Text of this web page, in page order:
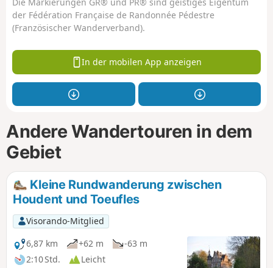
Die Markierungen GR® und PR® sind geistiges Eigentum
der Fédération Française de Randonnée Pédestre
(Französischer Wanderverband).
In der mobilen App anzeigen
Andere Wandertouren in dem
Gebiet
Kleine Rundwanderung zwischen
Houdent und Toeufles
Visorando-Mitglied
6,87 km
+62 m
-63 m
2:10 Std.
Leicht